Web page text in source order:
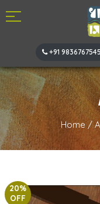
+91 9836767545
Home/
20%
OFF